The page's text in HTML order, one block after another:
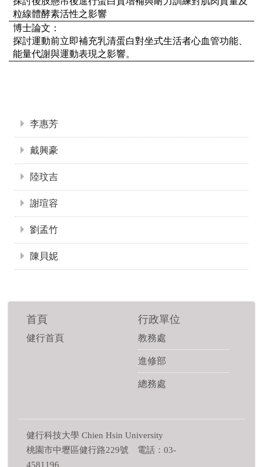
粒線體酵素活性之影響
博士論文：
探討運動前立即補充乳清蛋白對坐式生活者心血管功能、
能量代謝與運動表現之影響。
李惠芳
戴興豪
陸玟吉
謝瑄容
劉孟竹
陳貝妮
首頁
健行首頁
行政單位
教務處
進修部
總務處
健行科技大學 Chien Hsin University
桃園市中壢區健行路229號 電話：03-
4581196